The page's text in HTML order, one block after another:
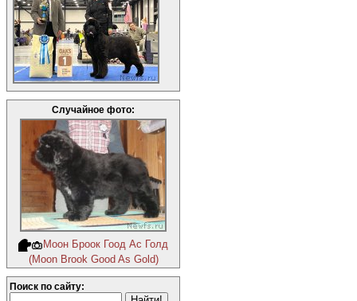
Случайное фото:
Моон Броок Гоод Ас Голд
(Moon Brook Good As Gold)
Поиск по сайту: